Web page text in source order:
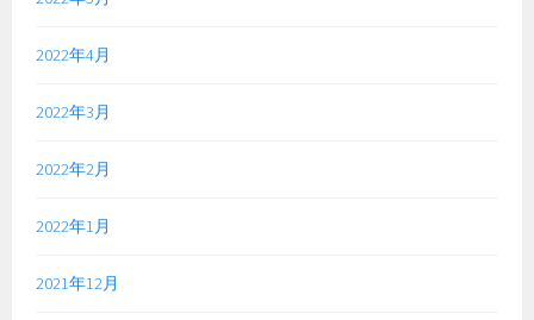
2022年4月
2022年3月
2022年2月
2022年1月
2021年12月